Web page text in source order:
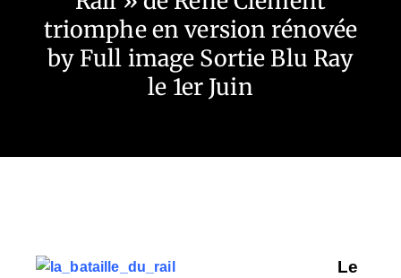
triomphe en version rénovée
by Full image Sortie Blu Ray
le 1er Juin
Le